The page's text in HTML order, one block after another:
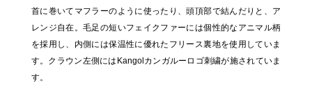
首に巻いてマフラーのように使ったり、頭頂部で結んだりと、ア
レンジ自在。毛足の短いフェイクファーには個性的なアニマル柄
を採用し、内側には保温性に優れたフリース裏地を使用していま
す。クラウン左側にはKangolカンガルーロゴ刺繍が施されていま
す。